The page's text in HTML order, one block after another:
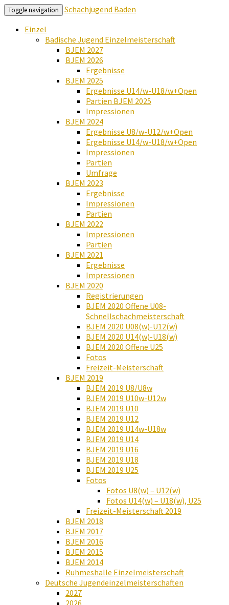
Toggle navigation
Schachjugend Baden
Einzel
Badische Jugend Einzelmeisterschaft
BJEM 2027
BJEM 2026
Ergebnisse
BJEM 2025
Ergebnisse U14/w-U18/w+Open
Partien BJEM 2025
Impressionen
BJEM 2024
Ergebnisse U8/w-U12/w+Open
Ergebnisse U14/w-U18/w+Open
Impressionen
Partien
Umfrage
BJEM 2023
Ergebnisse
Impressionen
Partien
BJEM 2022
Impressionen
Partien
BJEM 2021
Ergebnisse
Impressionen
BJEM 2020
Registrierungen
BJEM 2020 Offene U08-
Schnellschachmeisterschaft
BJEM 2020 U08(w)-U12(w)
BJEM 2020 U14(w)-U18(w)
BJEM 2020 Offene U25
Fotos
Freizeit-Meisterschaft
BJEM 2019
BJEM 2019 U8/U8w
BJEM 2019 U10w-U12w
BJEM 2019 U10
BJEM 2019 U12
BJEM 2019 U14w-U18w
BJEM 2019 U14
BJEM 2019 U16
BJEM 2019 U18
BJEM 2019 U25
Fotos
Fotos U8(w) – U12(w)
Fotos U14(w) – U18(w), U25
Freizeit-Meisterschaft 2019
BJEM 2018
BJEM 2017
BJEM 2016
BJEM 2015
BJEM 2014
Ruhmeshalle Einzelmeisterschaft
Deutsche Jugendeinzelmeisterschaften
2027
2026